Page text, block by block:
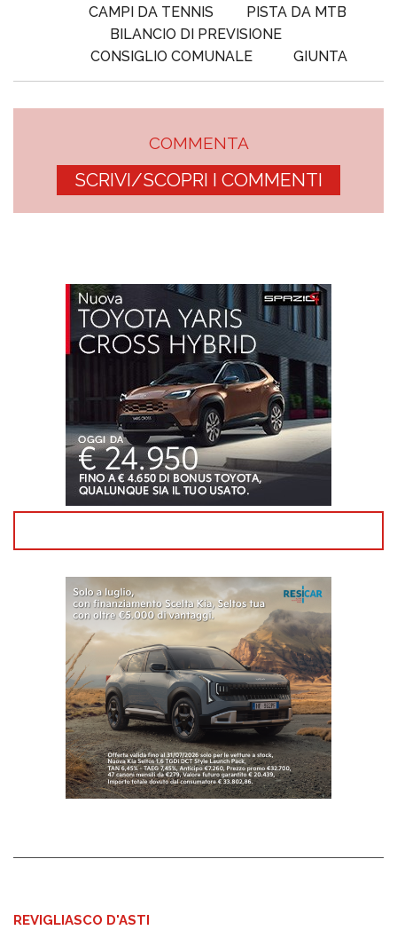
CAMPI DA TENNIS
PISTA DA MTB
BILANCIO DI PREVISIONE
CONSIGLIO COMUNALE
GIUNTA
COMMENTA
SCRIVI/SCOPRI I COMMENTI
REVIGLIASCO D'ASTI